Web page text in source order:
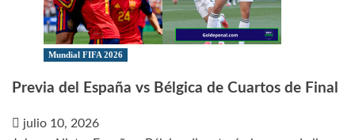
impuso
fue
el
Mundial FIFA 2026
Previa del España vs Bélgica de Cuartos de Final
julio 10, 2026